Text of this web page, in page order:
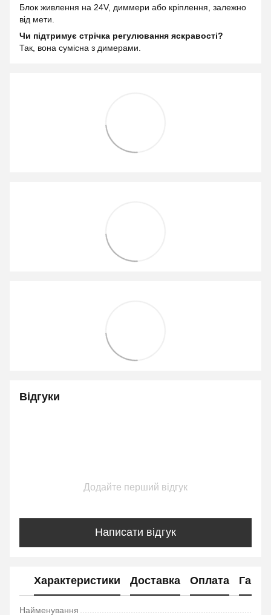
Блок живлення на 24V, диммери або кріплення, залежно
від мети.
Чи підтримує стрічка регулювання яскравості?
Так, вона сумісна з димерами.
Відгуки
Додайте перший відгук
Написати відгук
Характеристики Доставка Оплата
Найменування